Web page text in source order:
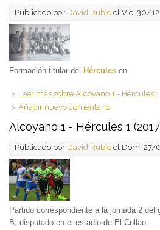
Publicado por David Rubio el Vie, 30/
Formación titular del Hércules en
Leer más sobre Alcoyano 1 - Hércules
Añadir nuevo comentario
Alcoyano 1 - Hércules 1
Publicado por David Rubio el Dom, 27/
Partido correspondiente a la jornada 2 del
B, disputado en el estadio de El Collao.